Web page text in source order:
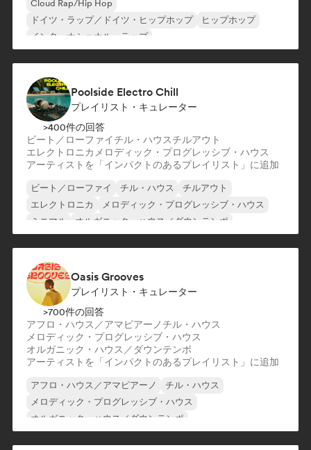
Cloud Rap/Hip Hop
ドイツ・ラップ／ドイツ・ヒップホップ
ヒップホップ
インターナショナル・ラップ
Poolside Electro Chill
プレイリスト・キュレーター
>400件の回答
ビート／ローファイチル・ハウスチルアウト
エレクトロニカ メロディック・プログレッシブ・ハウス
アーティストを「インパクトのあるプレイリスト」に追加
ビート／ローファイ チル・ハウス
チルアウト
エレクトロニカ
メロディック・プログレッシブ・ハウス
ミニマル
オルガニック・ハウス／ダウンテンポ
Oasis Grooves
プレイリスト・キュレーター
>700件の回答
アフロ・ハウス／アマピアーノ チル・ハウス
メロディック・プログレッシブ・ハウス
オルガニック・ハウス／ダウンテンポ
アーティストを「インパクトのあるプレイリスト」に追加
アフロ・ハウス／アマピアーノ
チル・ハウス
メロディック・プログレッシブ・ハウス
オルガニック・ハウス／ダウンテンポ